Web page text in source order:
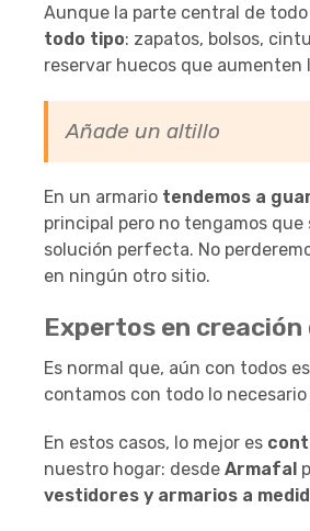
Aunque la parte central de
todo tipo: zapatos, bolsos,
reservar huecos que
Añade un altillo
En un armario tendemos a
principal pero no tengamos
solución perfecta. No
en ningún otro sitio.
Expertos en
Es normal que, aún con todos
contamos con todo lo
En estos casos, lo mejor es
nuestro hogar: desdeArmafal
vestidores y armarios a